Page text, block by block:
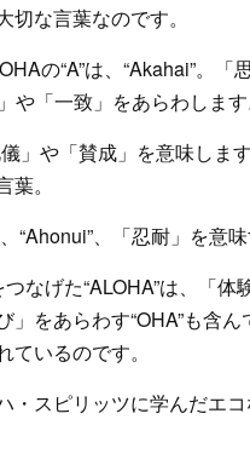
な言葉なのです。
の“A”は、“Akahai”。「
や「一致」をあらわします
」や「賛成」を意味しま
。
“Ahonui”、「忍耐」を意味
なげた“ALOHA”は、「体
」をあらわす“OHA”も含
いるのです。
・スピリッツに学んだエ